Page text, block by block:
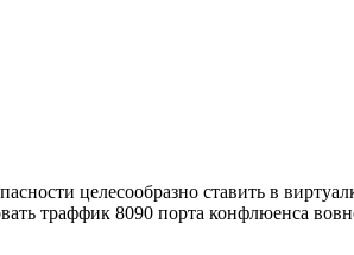
целесообразно ставить в
траффик 8090 порта конфлюенса